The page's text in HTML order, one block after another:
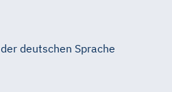
deutschen Sprache